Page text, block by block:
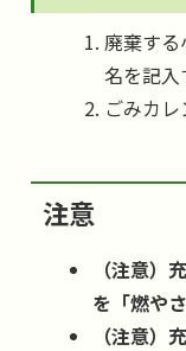
廃棄する
名を記入
ごみカ
注意
（注意
を「燃や
（注意